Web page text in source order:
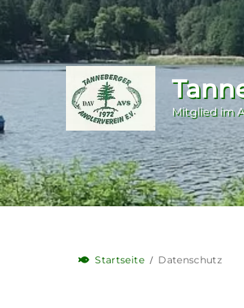
Mitglied im
Startseite Datenschutz